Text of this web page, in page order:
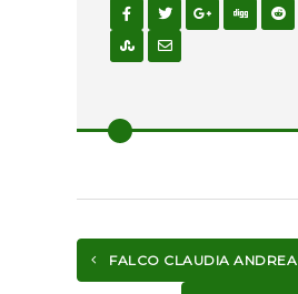
FALCO CLAUDIA ANDREA